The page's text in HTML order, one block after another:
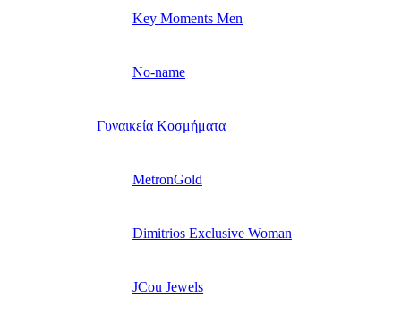
Key Moments Men
No-name
Γυναικεία Κοσμήματα
MetronGold
Dimitrios Exclusive Woman
JCou Jewels